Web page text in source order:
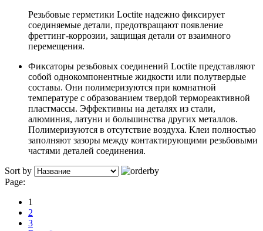
Резьбовые герметики Loctite надежно фиксирует
соединяемые детали, предотвращают появление
фреттинг-коррозии, защищая детали от взаимного
перемещения.
Фиксаторы резьбовых соединений Loctite представляют
собой однокомпонентные жидкости или полутвердые
составы. Они полимеризуются при комнатной
температуре с образованием твердой термореактивной
пластмассы. Эффективны на деталях из стали,
алюминия, латуни и большинства других металлов.
Полимеризуются в отсутствие воздуха. Клеи полностью
заполняют зазоры между контактирующими резьбовыми
частями деталей соединения.
Sort by
Page:
1
2
3